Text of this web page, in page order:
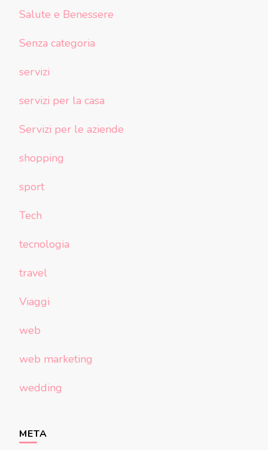
Salute e Benessere
Senza categoria
servizi
servizi per la casa
Servizi per le aziende
shopping
sport
Tech
tecnologia
travel
Viaggi
web
web marketing
wedding
META